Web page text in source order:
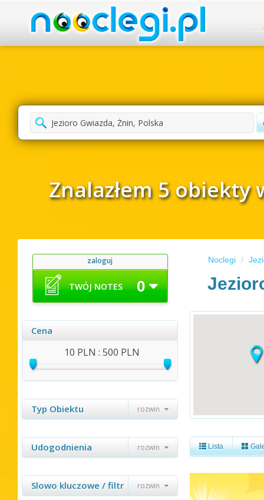
Znalazłem 5 obiekty
zaloguj
TWÓJ NOTES 0
Cena
10 PLN : 500 PLN
Typ Obiektu rozwin
Udogodnienia rozwin
Slowo kluczowe / filtr rozwin
Noclegi
Lista